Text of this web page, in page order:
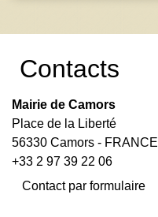
Contacts
Mairie de Camors
Place de la Liberté
56330 Camors - FRANCE
+33 2 97 39 22 06
Contact par formulaire